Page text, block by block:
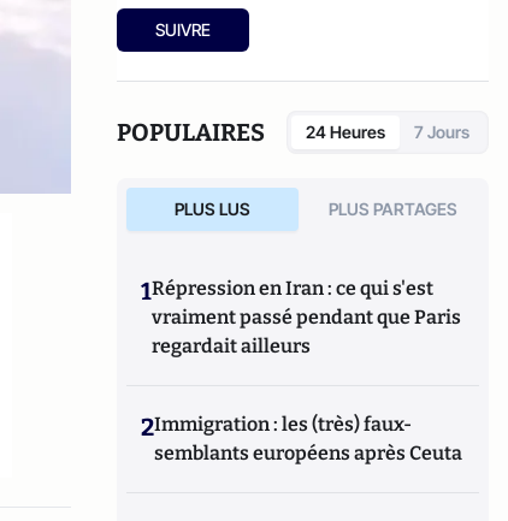
SUIVRE
POPULAIRES 24 Heures 7 Jours
PLUS LUS PLUS PARTAGES
1Répression en Iran : ce qui s'est
vraiment passé pendant que Paris
regardait ailleurs
2Immigration : les (très) faux-
semblants européens après Ceuta